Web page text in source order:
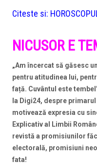
Citeste si:
NICUSOR E
„Am încercat să găsesc
pentru atitudinea lui,
față. Cuvântul este
la Digi24, despre
motivează expresia cu
Explicativ al Limbii
revistă a promisiunilor
electorală, promisiuni
fata!